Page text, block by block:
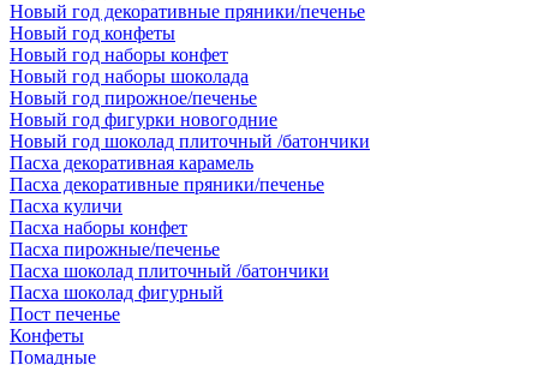
Новый год декоративные пряники/печенье
Новый год конфеты
Новый год наборы конфет
Новый год наборы шоколада
Новый год пирожное/печенье
Новый год фигурки новогодние
Новый год шоколад плиточный /батончики
Пасха декоративная карамель
Пасха декоративные пряники/печенье
Пасха куличи
Пасха наборы конфет
Пасха пирожные/печенье
Пасха шоколад плиточный /батончики
Пасха шоколад фигурный
Пост печенье
Конфеты
Помадные